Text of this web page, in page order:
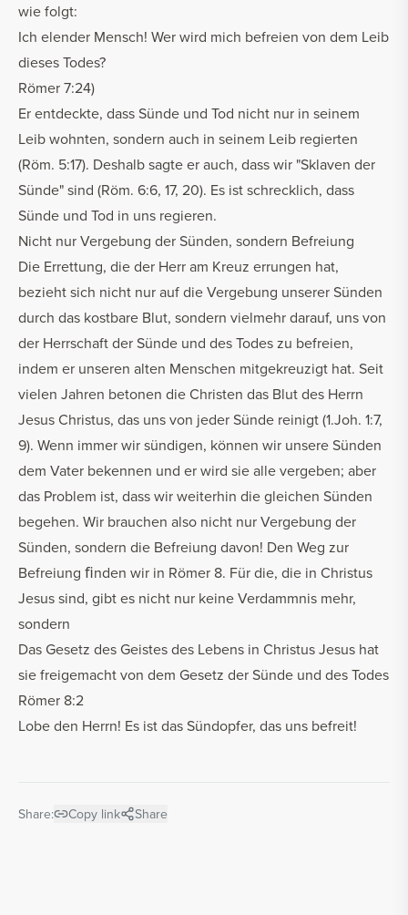
wie folgt:
Ich elender Mensch! Wer wird mich befreien von dem Leib
dieses Todes?
Römer 7:24)
Er entdeckte, dass Sünde und Tod nicht nur in seinem
Leib wohnten, sondern auch in seinem Leib regierten
(Röm. 5:17). Deshalb sagte er auch, dass wir "Sklaven der
Sünde" sind (Röm. 6:6, 17, 20). Es ist schrecklich, dass
Sünde und Tod in uns regieren.
Nicht nur Vergebung der Sünden, sondern Befreiung
Die Errettung, die der Herr am Kreuz errungen hat,
bezieht sich nicht nur auf die Vergebung unserer Sünden
durch das kostbare Blut, sondern vielmehr darauf, uns von
der Herrschaft der Sünde und des Todes zu befreien,
indem er unseren alten Menschen mitgekreuzigt hat. Seit
vielen Jahren betonen die Christen das Blut des Herrn
Jesus Christus, das uns von jeder Sünde reinigt (1.Joh. 1:7,
9). Wenn immer wir sündigen, können wir unsere Sünden
dem Vater bekennen und er wird sie alle vergeben; aber
das Problem ist, dass wir weiterhin die gleichen Sünden
begehen. Wir brauchen also nicht nur Vergebung der
Sünden, sondern die Befreiung davon! Den Weg zur
Befreiung ﬁnden wir in Römer 8. Für die, die in Christus
Jesus sind, gibt es nicht nur keine Verdammnis mehr,
sondern
Das Gesetz des Geistes des Lebens in Christus Jesus hat
sie freigemacht von dem Gesetz der Sünde und des Todes
Römer 8:2
Lobe den Herrn! Es ist das Sündopfer, das uns befreit!
Share: Copy link Share